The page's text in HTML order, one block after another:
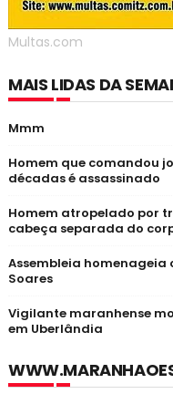
Multas.com
MAIS LIDAS DA
Mmm
Homem que comandou
décadas é assassinado
Homem atropelado por
cabeça separada do
Assembleia homenageia
Soares
Vigilante maranhense
em Uberlândia